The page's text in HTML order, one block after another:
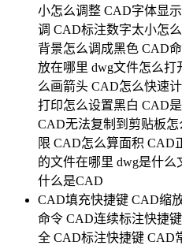
小怎么调整 CAD字体显
调 CAD标注数字太小怎
背景怎么调成黑色 CAD
放在哪里 dwg文件怎么打
么画箭头 CAD怎么快速
打印怎么设置黑白 CAD
CAD无法复制到剪贴板怎
限 CAD怎么算面积 CAD
的文件在哪里 dwg是什么
什么是CAD
CAD填充快捷键 CAD缩
命令 CAD连续标注快捷键
全 CAD标注快捷键 CAD